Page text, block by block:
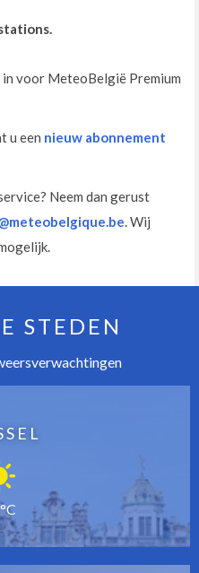
in voor MeteoBelgië Premium
u een nieuw abonnement
Neem dan gerust
. Wij
STEDEN